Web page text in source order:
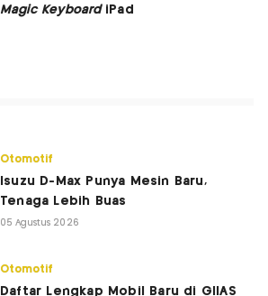
Magic KeyboardiPad
Otomotif
Isuzu D-Max Punya Mesin Baru,
Tenaga Lebih Buas
05 Agustus 2026
Otomotif
Daftar Lengkap Mobil Baru di GIIAS